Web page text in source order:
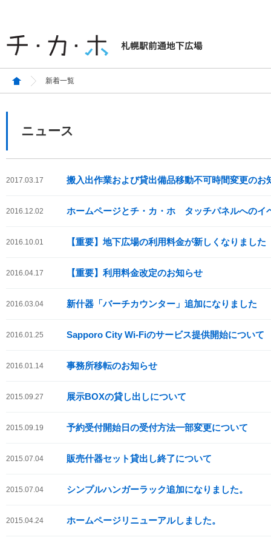
新着一覧
ニュース
2017.03.17 搬入出作業および貸出備品移動不可時間変更のお
2016.12.02 ホームページとチ・カ・ホ タッチパネルへのイ
2016.10.01 【重要】地下広場の利用料金が新しくなりました
2016.04.17 【重要】利用料金改定のお知らせ
2016.03.04 新什器「バーチカウンター」追加になりました
2016.01.25 Sapporo City Wi-Fiのサービス提供開始について
2016.01.14 事務所移転のお知らせ
2015.09.27 展示BOXの貸し出しについて
2015.09.19 予約受付開始日の受付方法一部変更について
2015.07.04 販売什器セット貸出し終了について
2015.07.04 シンプルハンガーラック追加になりました。
2015.04.24 ホームページリニューアルしました。